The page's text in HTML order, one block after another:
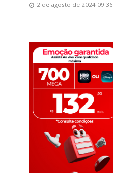
2 de agosto de 2024 09:36